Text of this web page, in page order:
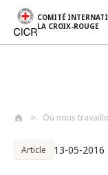
COMITÉ
LA CROIX-ROUGE
Où nous
Article 13-05-2016